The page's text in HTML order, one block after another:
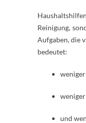
Reinigung,
Aufgaben, die
bedeutet:
weniger
und